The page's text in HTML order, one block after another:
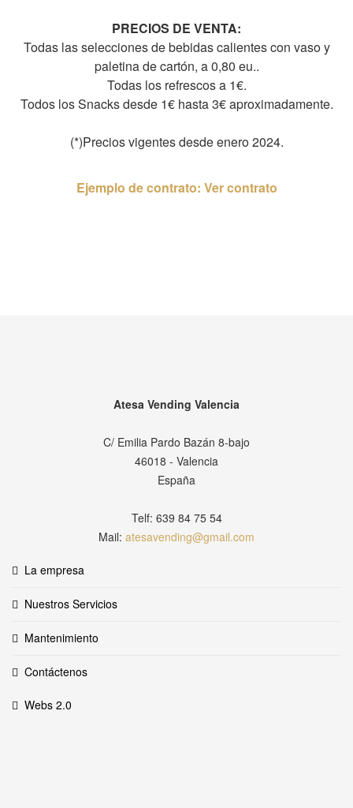
PRECIOS DE VENTA:
Todas las selecciones de bebidas calientes con vaso y
paletina de cartón, a 0,80 eu..
Todas los refrescos a 1€.
Todos los Snacks desde 1€ hasta 3€ aproximadamente.
(*)Precios vigentes desde enero 2024.
Ejemplo de contrato: Ver contrato
Atesa Vending Valencia
C/ Emilia Pardo Bazán 8-bajo
46018 - Valencia
España
Telf: 639 84 75 54
Mail: atesavending@gmail.com
La empresa
Nuestros Servicios
Mantenimiento
Contáctenos
Webs 2.0